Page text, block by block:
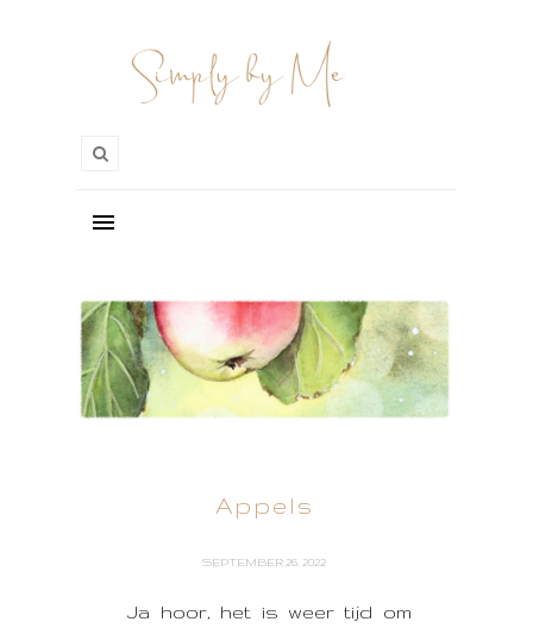
Appels
SEPTEMBER 26, 2022
Ja hoor, het is weer tijd om